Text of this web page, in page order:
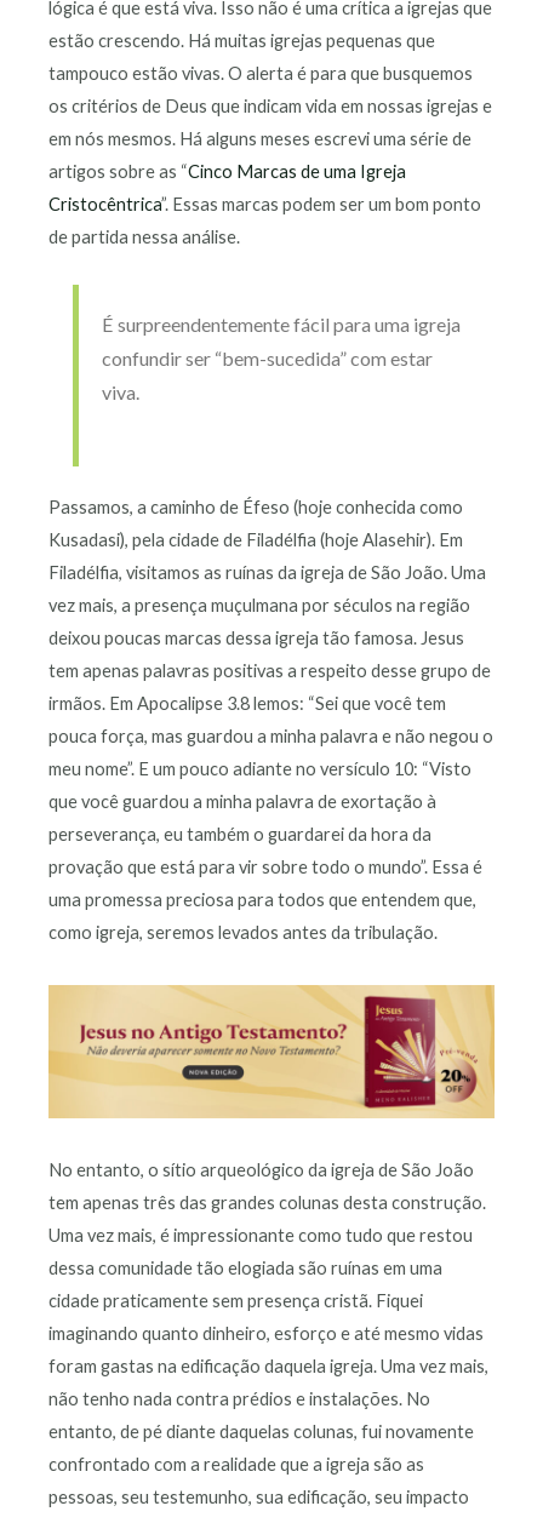
lógica é que está viva. Isso não é uma crítica a igrejas que
estão crescendo. Há muitas igrejas pequenas que
tampouco estão vivas. O alerta é para que busquemos
os critérios de Deus que indicam vida em nossas igrejas e
em nós mesmos. Há alguns meses escrevi uma série de
artigos sobre as “Cinco Marcas de uma Igreja
Cristocêntrica”. Essas marcas podem ser um bom ponto
de partida nessa análise.
É surpreendentemente fácil para uma igreja
confundir ser “bem-sucedida” com estar
viva.
Passamos, a caminho de Éfeso (hoje conhecida como
Kusadasi), pela cidade de Filadélfia (hoje Alasehir). Em
Filadélfia, visitamos as ruínas da igreja de São João. Uma
vez mais, a presença muçulmana por séculos na região
deixou poucas marcas dessa igreja tão famosa. Jesus
tem apenas palavras positivas a respeito desse grupo de
irmãos. Em Apocalipse 3.8 lemos: “Sei que você tem
pouca força, mas guardou a minha palavra e não negou o
meu nome”. E um pouco adiante no versículo 10: “Visto
que você guardou a minha palavra de exortação à
perseverança, eu também o guardarei da hora da
provação que está para vir sobre todo o mundo”. Essa é
uma promessa preciosa para todos que entendem que,
como igreja, seremos levados antes da tribulação.
No entanto, o sítio arqueológico da igreja de São João
tem apenas três das grandes colunas desta construção.
Uma vez mais, é impressionante como tudo que restou
dessa comunidade tão elogiada são ruínas em uma
cidade praticamente sem presença cristã. Fiquei
imaginando quanto dinheiro, esforço e até mesmo vidas
foram gastas na edificação daquela igreja. Uma vez mais,
não tenho nada contra prédios e instalações. No
entanto, de pé diante daquelas colunas, fui novamente
confrontado com a realidade que a igreja são as
pessoas, seu testemunho, sua edificação, seu impacto